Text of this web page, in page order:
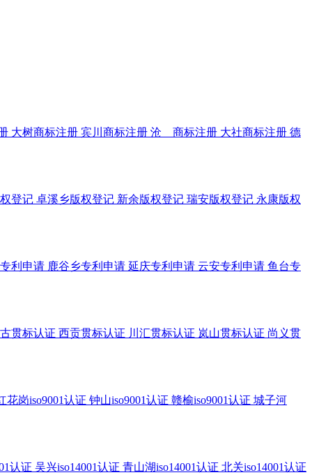
大树商标注册 宾川商标注册 沧 商标注册 大社商标注册 德
登记 卓溪乡版权登记 新余版权登记 瑞安版权登记 永康版权
利申请 鹿谷乡专利申请 延庆专利申请 云安专利申请 鱼台专
贯标认证 西贡贯标认证 川汇贯标认证 岚山贯标认证 尚义贯
花岗iso9001认证 钟山iso9001认证 赣榆iso9001认证 城子河
认证 吴兴iso14001认证 青山湖iso14001认证 北关iso14001认证